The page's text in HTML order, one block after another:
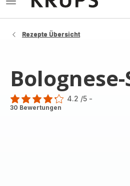
Das
Rezepte Übersicht
ratings.4.2
4.2 /5 -
30 Bewertungen